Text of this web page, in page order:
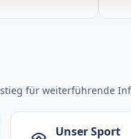
für weiterführende
Unser Sport